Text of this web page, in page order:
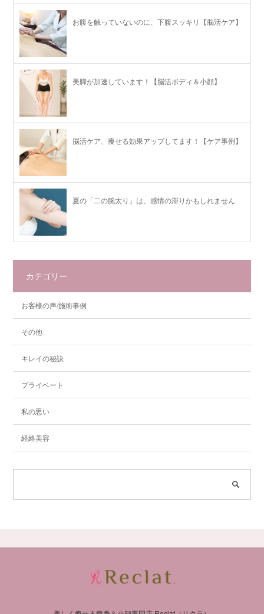
お腹を触っていないのに、下腹スッキリ【脳活ケア】
美脚が加速しています！【脳活ボディ＆小顔】
脳活ケア、痩せる効果アップしてます！【ケア事例】
夏の「二の腕太り」は、感情の滞りかもしれません
カテゴリー
お客様の声/施術事例
その他
キレイの秘訣
プライベート
私の思い
経絡美容